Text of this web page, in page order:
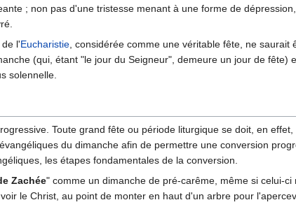
; non pas d'une tristesse menant à une forme de
l'Eucharistie, considérée comme une véritable fête, ne saurait
(qui, étant "le jour du Seigneur", demeure un jour de fête)
solennelle.
Toute grand fête ou période liturgique se doit, en
du dimanche afin de permettre une conversion
les étapes fondamentales de la conversion.
Zachée" comme un dimanche de pré-carême, même si celui-ci
le Christ, au point de monter en haut d'un arbre pour